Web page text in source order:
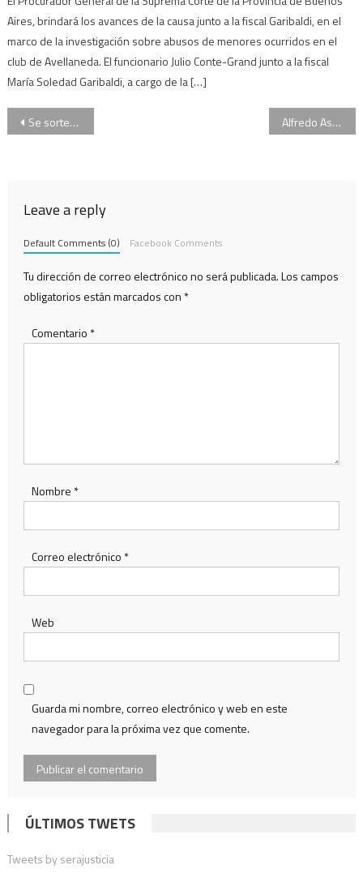
Aires, brindará los avances de la causa junto a la fiscal Garibaldi, en el
marco de la investigación sobre abusos de menores ocurridos en el
club de Avellaneda. El funcionario Julio Conte-Grand junto a la fiscal
María Soledad Garibaldi, a cargo de la […]
Navegación
Se sortearon los tribunales que juzgarán a Cristina Kirchner en las causas “Denuncia de Nisman” y “Ruta del dinero K” Alfredo Astiz, a un paso de salir de la cárcel
Leave a reply
Default Comments (0) Facebook Comments
Tu dirección de correo electrónico no será publicada.Los campos
obligatorios están marcados con *
Comentario *
Nombre *
Correo electrónico *
Web
Guarda mi nombre, correo electrónico y web en este
navegador para la próxima vez que comente.
ÚLTIMOS TWETS
Tweets by serajusticia